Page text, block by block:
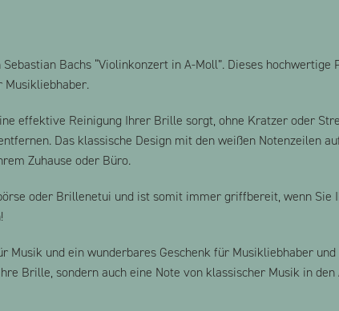
Bachs “Violinkonzert in A-Moll”. Dieses hochwertige
Musikliebhaber.
effektive Reinigung Ihrer Brille sorgt, ohne Kratzer oder
Das klassische Design mit den weißen Notenzeilen
Zuhause oder Büro.
oder Brillenetui und ist somit immer griffbereit, wenn
und ein wunderbares Geschenk für Musikliebhaber
Brille, sondern auch eine Note von klassischer Musik in den